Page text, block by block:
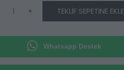
+ TEKLIF SEPETINE EKLE
Whatsapp Destek